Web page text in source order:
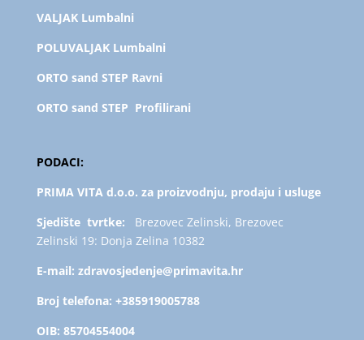
VALJAK Lumbalni
POLUVALJAK Lumbalni
ORTO sand STEP Ravni
ORTO sand STEP Profilirani
PODACI:
PRIMA VITA d.o.o. za proizvodnju, prodaju i usluge
Sjedište tvrtke:
Brezovec Zelinski, Brezovec
Zelinski 19: Donja Zelina 10382
E-mail: zdravosjedenje@primavita.hr
Broj telefona: +385919005788
OIB: 85704554004